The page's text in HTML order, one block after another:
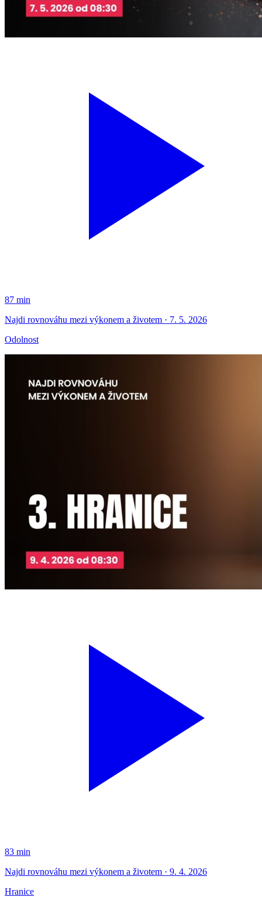
87 min
Najdi rovnováhu mezi výkonem a životem · 7. 5. 2026
Odolnost
83 min
Najdi rovnováhu mezi výkonem a životem · 9. 4. 2026
Hranice